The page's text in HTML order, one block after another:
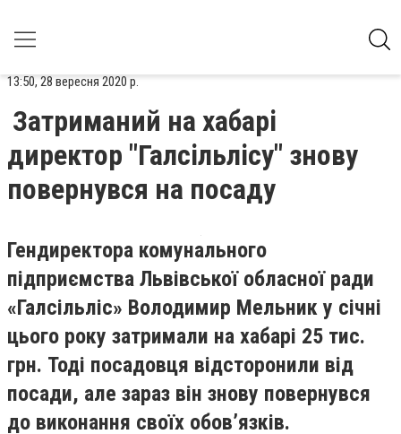
13:50, 28 вересня 2020 р.
Затриманий на хабарі
директор "Галсільлісу" знову
повернувся на посаду
Гендиректора комунального
підприємства Львівської обласної ради
«Галсільліс» Володимир Мельник у січні
цього року затримали на хабарі 25 тис.
грн. Тоді посадовця відсторонили від
посади, але зараз він знову повернувся
до виконання своїх обов’язків.